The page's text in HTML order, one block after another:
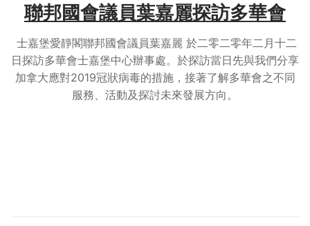
聯邦國會議員葉嘉麗探訪多華會
士嘉堡愛靜閣聯邦國會議員葉嘉麗 於二零二零年二月十二
日探訪多華會士嘉堡中心辦事處。於探訪當日先與我們分享
加拿大應對2019冠狀病毒的措施，接著了解多華會之不同
服務、活動及探討未來發展方向。